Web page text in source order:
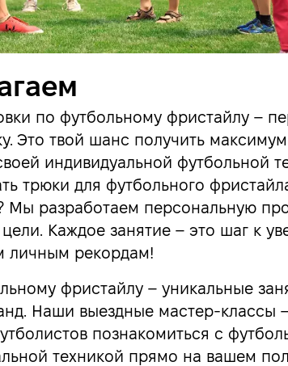
по футбольному фристайлу –
Это твой шанс получить
индивидуальной футбольной
трюки для футбольного
Мы разработаем персональную
Каждое занятие – это шаг к
личным рекордам!
фристайлу – уникальные
Наши выездные мастер-классы
познакомиться с
техникой прямо на вашем